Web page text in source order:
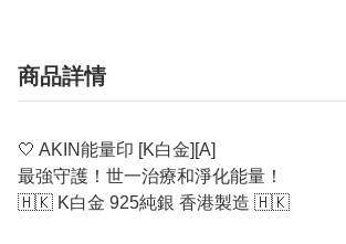
商品詳情
🤍 AKIN能量印 [K白金][A]
最強守護！世一治療和淨化能量！
🇭🇰 K白金 925純銀 香港製造 🇭🇰